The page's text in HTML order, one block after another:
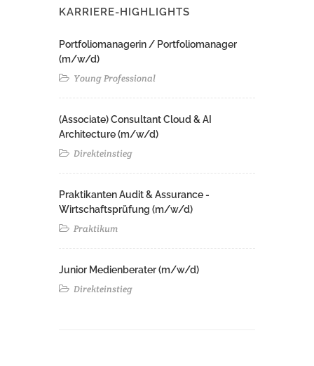
KARRIERE-HIGHLIGHTS
Portfoliomanagerin / Portfoliomanager
(m/w/d)
Young Professional
(Associate) Consultant Cloud & AI
Architecture (m/w/d)​ ​
Direkteinstieg
Praktikanten Audit & Assurance -
Wirtschaftsprüfung (m/w/d)
Praktikum
Junior Medienberater (m/w/d)
Direkteinstieg